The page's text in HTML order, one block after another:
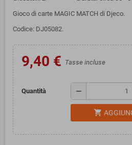
Gioco di carte MAGIC MATCH di Djeco.
Codice: DJ05082.
9,40 € Tasse incluse
Quantità remove
shopping_cart